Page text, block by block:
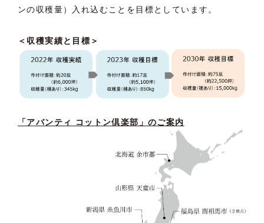
ンの収穫量）入れ込むことを目標としています。
＜収穫実績と目標＞
「アバンティ コットン倶楽部」のご案内